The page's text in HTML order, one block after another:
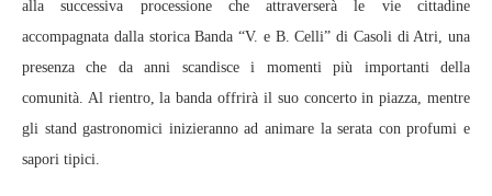
alla successiva processione che attraverserà le vie cittadine
accompagnata dalla storica Banda “V. e B. Celli” di Casoli di Atri, una
presenza che da anni scandisce i momenti più importanti della
comunità. Al rientro, la banda offrirà il suo concerto in piazza, mentre
gli stand gastronomici inizieranno ad animare la serata con profumi e
sapori tipici.